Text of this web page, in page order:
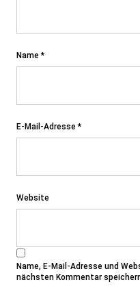
Name*
E-Mail-Adresse*
Website
Name, E-Mail-Adresse und
nächsten Kommentar